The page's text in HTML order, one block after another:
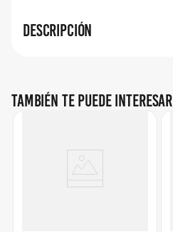
Descripción
También te puede interesar